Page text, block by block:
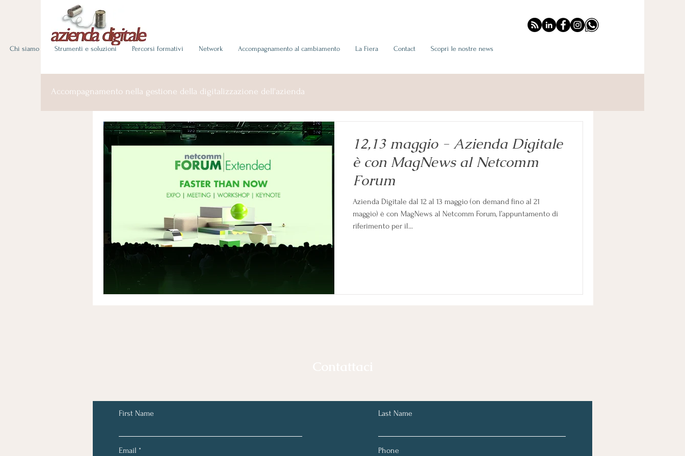
Chi siamo Strumenti e soluzioni Percorsi formativi Network Accompagnamento al cambiamento La Fiera Contact Scopri le nostre news
Accompagnamento nella gestione della digitalizzazione dell'azienda
12,13 maggio - Azienda Digitale
è con MagNews al Netcomm
Forum
Azienda Digitale dal 12 al 13 maggio (on demand fino al 21
maggio) è con MagNews al Netcomm Forum, l’appuntamento di
riferimento per il...
First Name
Email
Last Name
Phone